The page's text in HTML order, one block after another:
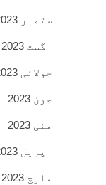
ستمبر 2023
اگست 2023
جولائی 2023
جون 2023
مئی 2023
اپریل 2023
مارچ 2023